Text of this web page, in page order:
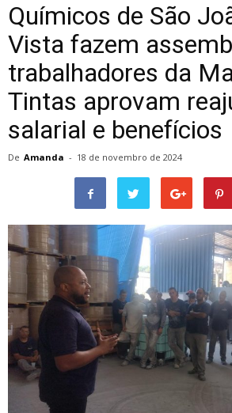
Químicos de São
Vista fazem
trabalhadores da
Tintas aprovam
salarial e benefícios
De Amanda - 18 de novembro de 2024